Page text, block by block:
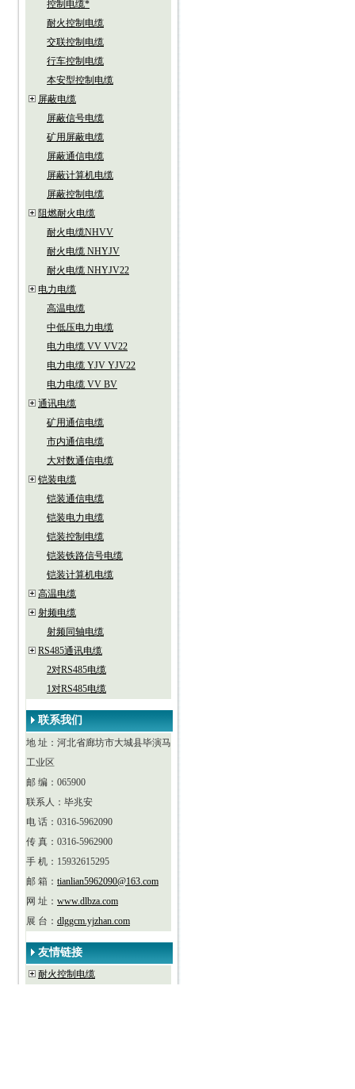
控制电缆*
耐火控制电缆
交联控制电缆
行车控制电缆
本安型控制电缆
屏蔽电缆
屏蔽信号电缆
矿用屏蔽电缆
屏蔽通信电缆
屏蔽计算机电缆
屏蔽控制电缆
阻燃耐火电缆
耐火电缆NHVV
耐火电缆 NHYJV
耐火电缆 NHYJV22
电力电缆
高温电缆
中低压电力电缆
电力电缆 VV VV22
电力电缆 YJV YJV22
电力电缆 VV BV
通讯电缆
矿用通信电缆
市内通信电缆
大对数通信电缆
铠装电缆
铠装通信电缆
铠装电力电缆
铠装控制电缆
铠装铁路信号电缆
铠装计算机电缆
高温电缆
射频电缆
射频同轴电缆
RS485通讯电缆
2对RS485电缆
1对RS485电缆
联系我们
地 址：河北省廊坊市大城县毕演马
工业区
邮 编：065900
联系人：毕兆安
电 话：0316-5962090
传 真：0316-5962900
手 机：15932615295
邮 箱： tianlian5962090@163.com
网 址： www.dlbza.com
展 台： dlggcm.yjzhan.com
友情链接
耐火控制电缆